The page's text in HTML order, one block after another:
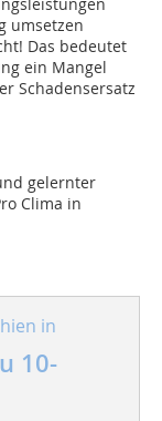
umsetzen
Das bedeutet
ein Mangel
Schadensersatz
gelernter
Clima in
in
10-